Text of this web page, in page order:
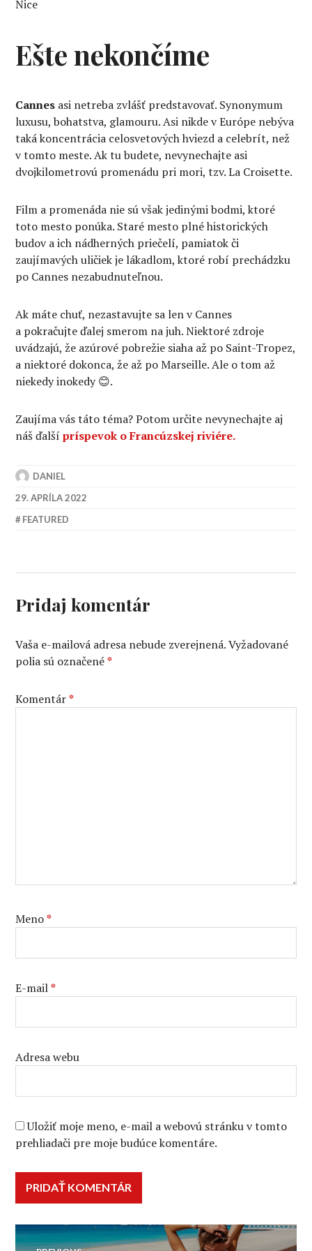
Nice
Ešte nekončíme
Cannes asi netreba zvlášť predstavovať. Synonymum
luxusu, bohatstva, glamouru. Asi nikde v Európe nebýva
taká koncentrácia celosvetových hviezd a celebrít, než
v tomto meste. Ak tu budete, nevynechajte asi
dvojkilometrovú promenádu pri mori, tzv. La Croisette.
Film a promenáda nie sú však jedinými bodmi, ktoré
toto mesto ponúka. Staré mesto plné historických
budov a ich nádherných priečelí, pamiatok či
zaujímavých uličiek je lákadlom, ktoré robí prechádzku
po Cannes nezabudnuteľnou.
Ak máte chuť, nezastavujte sa len v Cannes
a pokračujte ďalej smerom na juh. Niektoré zdroje
uvádzajú, že azúrové pobrežie siaha až po Saint-Tropez,
a niektoré dokonca, že až po Marseille. Ale o tom až
niekedy inokedy 😊.
Zaujíma vás táto téma? Potom určite nevynechajte aj
náš ďalšípríspevok o Francúzskej riviére.
DANIEL
29. APRÍLA 2022
FEATURED
Pridaj komentár
Vaša e-mailová adresa nebude zverejnená. Vyžadované
polia sú označené*
Komentár*
Meno*
E-mail*
Adresa webu
Uložiť moje meno, e-mail a webovú stránku v tomto
prehliadači pre moje budúce komentáre.